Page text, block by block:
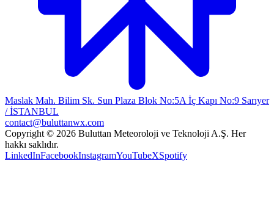
Maslak Mah. Bilim Sk. Sun Plaza Blok No:5A İç Kapı No:9 Sarıyer
/ İSTANBUL
contact@buluttanwx.com
Copyright © 2026 Buluttan Meteoroloji ve Teknoloji A.Ş. Her
hakkı saklıdır.
LinkedInFacebookInstagramYouTubeXSpotify